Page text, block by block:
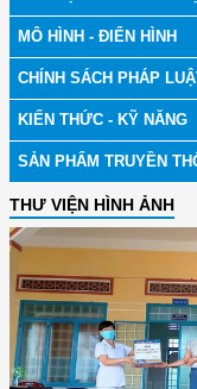
MÔ HÌNH - ĐIỂN HÌNH
CHÍNH SÁCH PHÁP
KIẾN THỨC - KỸ NĂNG
SẢN PHẨM TRUYỀN
THƯ VIỆN HÌNH ẢNH